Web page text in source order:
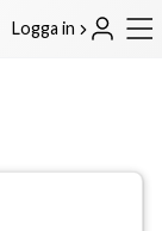
Logga in